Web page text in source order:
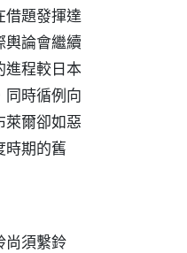
借題發揮達
輿論會繼續
進程較日本
同時循例向
萊爾卻如惡
時期的舊
尚須繫鈴